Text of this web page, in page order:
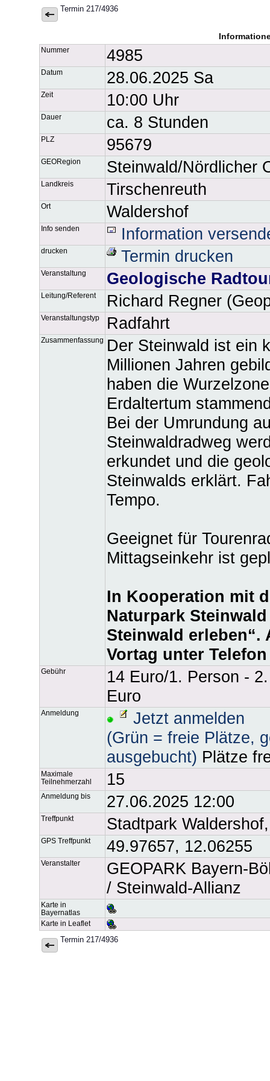
Termin 217/4936
Nummer 4985
Datum 28.06.2025 Sa
Zeit 10:00 Uhr
Dauer ca. 8 Stunden
PLZ 95679
GEORegion Steinwald/Nördlicher
Landkreis Tirschenreuth
Ort Waldershof
Info senden Information
drucken Termin drucken
Veranstaltung Geologische
Leitung/Referent Richard Regner
Veranstaltungstyp Radfahrt
Zusammenfassung
Der Steinwald ist ein
Millionen Jahren
haben die
Erdaltertum
Bei der Umrundung
Steinwaldradweg
erkundet und die
Steinwalds erklärt.
Tempo.
Geeignet für
Mittagseinkehr ist
In Kooperation mit
Naturpark
Steinwald
Vortag unter
Gebühr
14 Euro/1. Person -
Euro
Anmeldung
Jetzt anmelden
(Grün = freie Plätze,
ausgebucht) Plätze
Maximale
Teilnehmerzahl
15
Anmeldung bis 27.06.2025 12:00
Treffpunkt Stadtpark
GPS Treffpunkt 49.97657, 12.06255
Veranstalter
GEOPARK Bayern-
/ Steinwald-Allianz
Karte in
Bayernatlas
Karte in Leaflet
Termin 217/4936